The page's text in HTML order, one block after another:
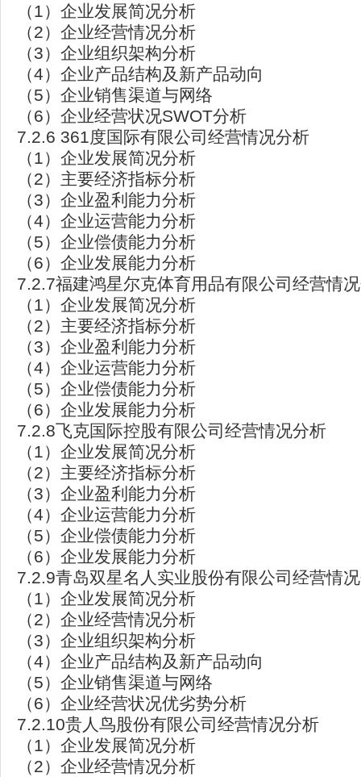
（1）企业发展简况分析
（2）企业经营情况分析
（3）企业组织架构分析
（4）企业产品结构及新产品动向
（5）企业销售渠道与网络
（6）企业经营状况SWOT分析
7.2.6 361度国际有限公司经营情况分析
（1）企业发展简况分析
（2）主要经济指标分析
（3）企业盈利能力分析
（4）企业运营能力分析
（5）企业偿债能力分析
（6）企业发展能力分析
7.2.7福建鸿星尔克体育用品有限公司经营情
（1）企业发展简况分析
（2）主要经济指标分析
（3）企业盈利能力分析
（4）企业运营能力分析
（5）企业偿债能力分析
（6）企业发展能力分析
7.2.8飞克国际控股有限公司经营情况分析
（1）企业发展简况分析
（2）主要经济指标分析
（3）企业盈利能力分析
（4）企业运营能力分析
（5）企业偿债能力分析
（6）企业发展能力分析
7.2.9青岛双星名人实业股份有限公司经营情
（1）企业发展简况分析
（2）企业经营情况分析
（3）企业组织架构分析
（4）企业产品结构及新产品动向
（5）企业销售渠道与网络
（6）企业经营状况优劣势分析
7.2.10贵人鸟股份有限公司经营情况分析
（1）企业发展简况分析
（2）企业经营情况分析